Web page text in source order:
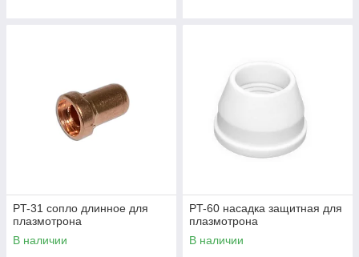
PT-31 сопло длинное для
плазмотрона
В наличии
PT-60 насадка защитная для
плазмотрона
В наличии